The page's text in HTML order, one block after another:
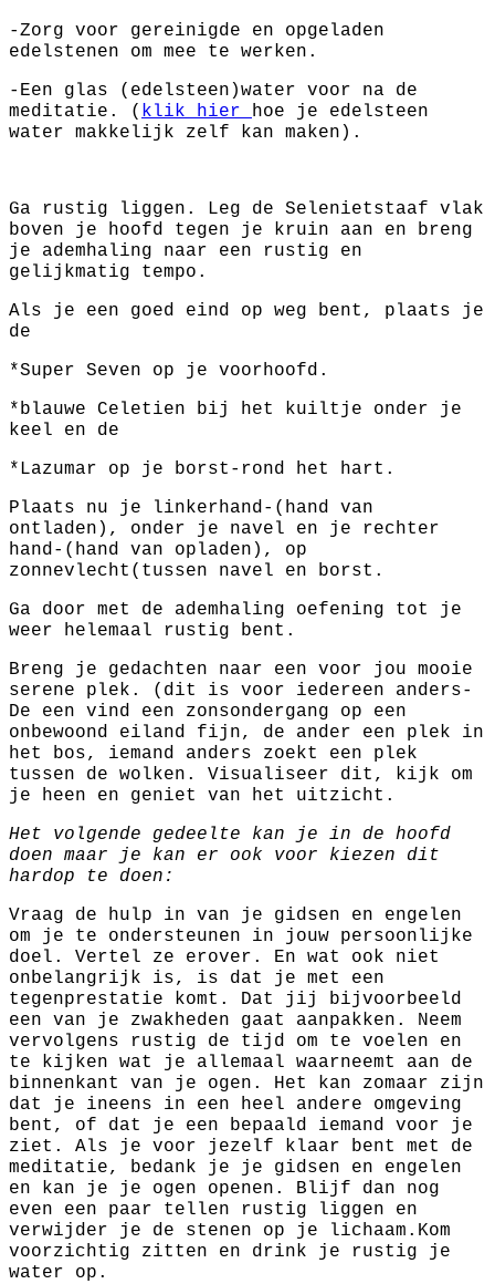
-Zorg voor gereinigde en opgeladen
edelstenen om mee te werken.
-Een glas (edelsteen)water voor na de
meditatie. ( klik hier hoe je edelsteen
water makkelijk zelf kan maken).
Ga rustig liggen. Leg de Selenietstaaf vlak
boven je hoofd tegen je kruin aan en breng
je ademhaling naar een rustig en
gelijkmatig tempo.
Als je een goed eind op weg bent, plaats je
de
*Super Seven op je voorhoofd.
*blauwe Celetien bij het kuiltje onder je
keel en de
*Lazumar op je borst-rond het hart.
Plaats nu je linkerhand-(hand van
ontladen), onder je navel en je rechter
hand-(hand van opladen), op
zonnevlecht(tussen navel en borst.
Ga door met de ademhaling oefening tot je
weer helemaal rustig bent.
Breng je gedachten naar een voor jou mooie
serene plek. (dit is voor iedereen anders-
De een vind een zonsondergang op een
onbewoond eiland fijn, de ander een plek in
het bos, iemand anders zoekt een plek
tussen de wolken. Visualiseer dit, kijk om
je heen en geniet van het uitzicht.
Het volgende gedeelte kan je in de hoofd
doen maar je kan er ook voor kiezen dit
hardop te doen:
Vraag de hulp in van je gidsen en engelen
om je te ondersteunen in jouw persoonlijke
doel. Vertel ze erover. En wat ook niet
onbelangrijk is, is dat je met een
tegenprestatie komt. Dat jij bijvoorbeeld
een van je zwakheden gaat aanpakken. Neem
vervolgens rustig de tijd om te voelen en
te kijken wat je allemaal waarneemt aan de
binnenkant van je ogen. Het kan zomaar zijn
dat je ineens in een heel andere omgeving
bent, of dat je een bepaald iemand voor je
ziet. Als je voor jezelf klaar bent met de
meditatie, bedank je je gidsen en engelen
en kan je je ogen openen. Blijf dan nog
even een paar tellen rustig liggen en
verwijder je de stenen op je lichaam.Kom
voorzichtig zitten en drink je rustig je
water op.